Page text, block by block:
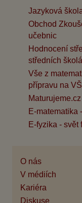
Jazyková
Obchod
učebnic
Hodnocení
středních
Vše z
přípravu na VŠ
E-matematika
E-fyzika - svět
O nás
V médiích
Kariéra
Diskuse